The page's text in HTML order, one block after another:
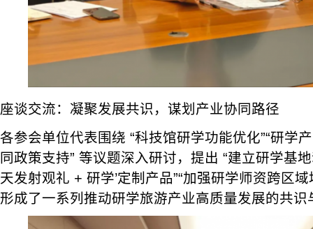
座谈交流：凝聚发展共识，谋划产业协同路径
各参会单位代表围绕 “科技馆研学功能优化”“研学
同政策支持” 等议题深入研讨，提出 “建立研学基地
天发射观礼 + 研学’定制产品”“加强研学师资跨区
形成了一系列推动研学旅游产业高质量发展的共识